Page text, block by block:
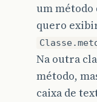
um método
quero
Na outra
método,
caixa de